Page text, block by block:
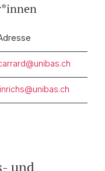
unibas.ch
unibas.ch
und